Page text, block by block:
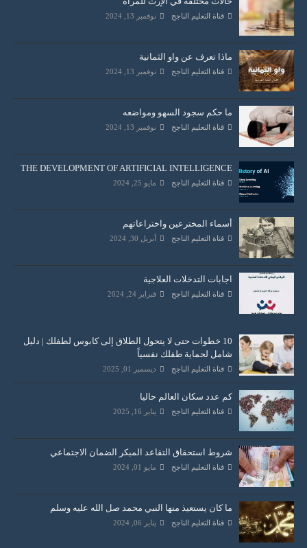
قناة التعليم الناجح نوفمبر 13, 2024
ماذا تعرف عن واو الثمانية
قناة التعليم الناجح نوفمبر 13, 2024
ما حكم سجود السهو ومواضعه
قناة التعليم الناجح نوفمبر 13, 2024
THE DEVELOPMENT OF ARTIFICIAL INTELLIGENCE
قناة التعليم الناجح مايو 25, 2024
أسماء المخترعين واختراعاتهم
قناة التعليم الناجح أبريل 30, 2024
اجابات التدخلات العلاجية
قناة التعليم الناجح فبراير 24, 2024
10 خطوات حتى لا يتحول الطلاق إلى كابوس لطفلك | دليل
شامل لحماية طفلك نفسياً
قناة التعليم الناجح ديسمبر 01, 2025
كم عدد سكان العالم حاليا
قناة التعليم الناجح يناير 16, 2025
شروط استحقاق التقاعد المبكر الضمان الاجتماعي
قناة التعليم الناجح مايو 01, 2024
ما كان يستعيذ منها النبي محمد صل الله عليه وسلم
قناة التعليم الناجح يناير 06, 2024